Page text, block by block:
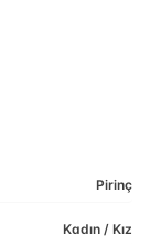
Pirinç
Kadın / Kız